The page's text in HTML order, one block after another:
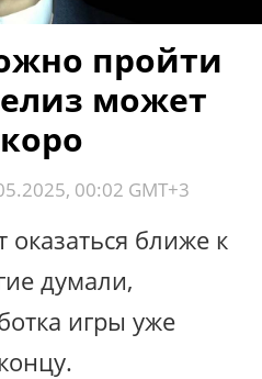
пройти
может
00:02 GMT+3
оказаться ближе к
думали,
игры уже